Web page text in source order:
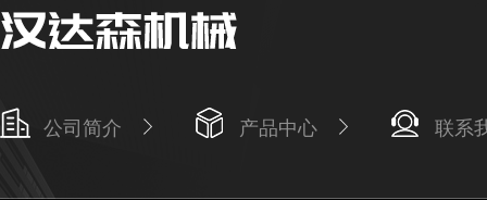
公司简介 产品中心 联系